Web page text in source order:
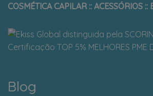
COSMÉTICA CAPILAR :: ACESSÓRIOS ::
Blog